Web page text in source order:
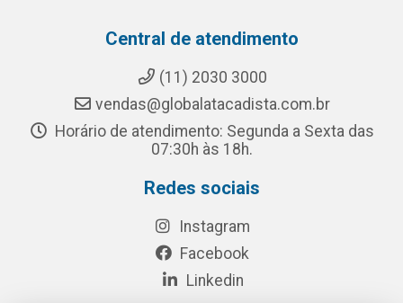
Central de atendimento
(11) 2030 3000
vendas@globalatacadista.com.br
Horário de atendimento: Segunda a Sexta das
07:30h às 18h.
Redes sociais
Instagram
Facebook
Linkedin